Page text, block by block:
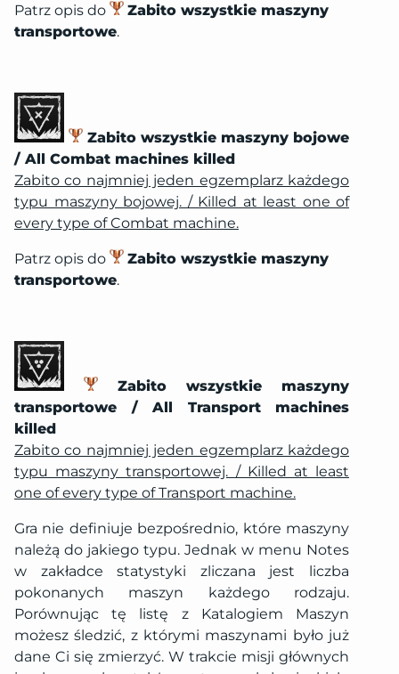
Patrz opis do
Zabito wszystkie maszyny
transportowe.
Zabito wszystkie maszyny bojowe
/ All Combat machines killed
Zabito co najmniej jeden egzemplarz każdego
typu maszyny bojowej. / Killed at least one of
every type of Combat machine.
Patrz opis do
Zabito wszystkie maszyny
transportowe.
Zabito wszystkie maszyny
transportowe / All Transport machines
killed
Zabito co najmniej jeden egzemplarz każdego
typu maszyny transportowej. / Killed at least
one of every type of Transport machine.
Gra nie definiuje bezpośrednio, które maszyny
należą do jakiego typu. Jednak w menu Notes
w zakładce statystyki zliczana jest liczba
pokonanych maszyn każdego rodzaju.
Porównując tę listę z Katalogiem Maszyn
możesz śledzić, z którymi maszynami było już
dane Ci się zmierzyć. W trakcie misji głównych